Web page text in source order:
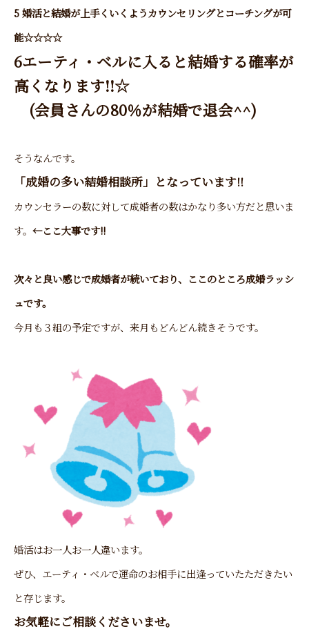
5 婚活と結婚が上手くいくようカウンセリングとコーチングが可
能☆☆☆☆
6エーティ・ベルに入ると結婚する確率が
高くなります!!☆
(会員さんの80％が結婚で退会^^)
そうなんです。
「成婚の多い結婚相談所」 となっています!!
カウンセラーの数に対して成婚者の数はかなり多い方だと思いま
す。 ←ここ大事です!!
次々と良い感じで成婚者が続いており、ここのところ成婚ラッシ
ュです。
今月も３組の予定ですが、来月もどんどん続きそうです。
婚活はお一人お一人違います。
ぜひ、エーティ・ベルで運命のお相手に出逢っていたただきたい
と存じます。
お気軽にご相談くださいませ。